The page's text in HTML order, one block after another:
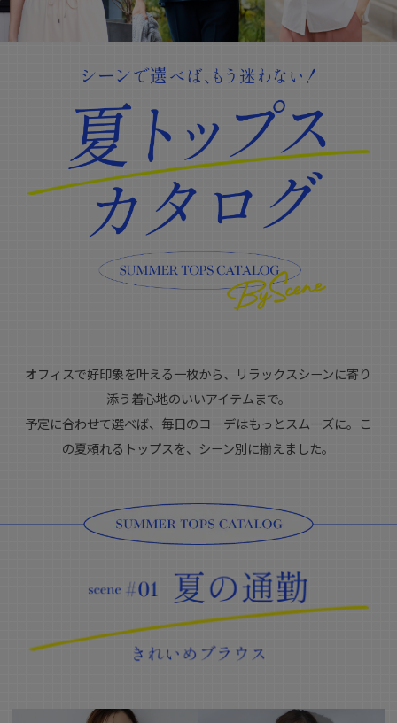
オフィスで好印象を叶える一枚から、リラックスシーンに寄り
添う着心地のいいアイテムまで。
予定に合わせて選べば、毎日のコーデはもっとスムーズに。こ
の夏頼れるトップスを、シーン別に揃えました。